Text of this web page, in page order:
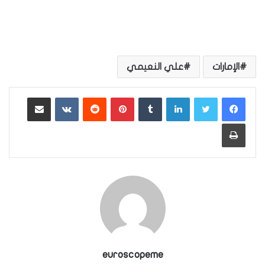
الإمارات علي النعيمي
لينكدإن بينتيريست مشاركة عبر البريد
طباعة
euroscopeme